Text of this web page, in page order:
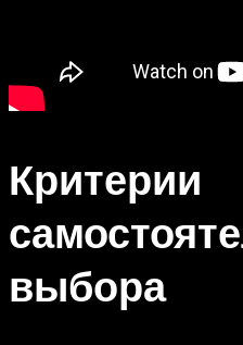
Критерии
выбора